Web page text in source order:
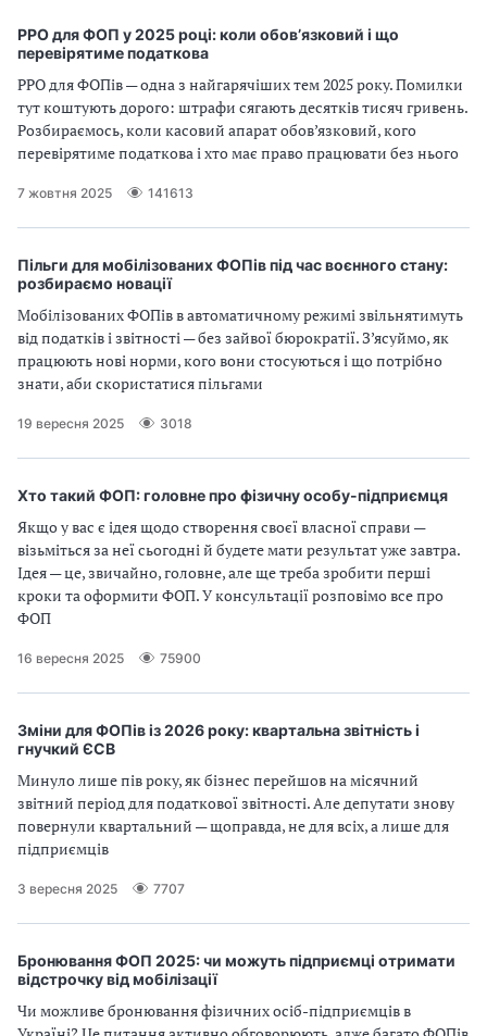
РРО для ФОП у 2025 році: коли обов’язковий і що
перевірятиме податкова
РРО для ФОПів — одна з найгарячіших тем 2025 року. Помилки
тут коштують дорого: штрафи сягають десятків тисяч гривень.
Розбираємось, коли касовий апарат обов’язковий, кого
перевірятиме податкова і хто має право працювати без нього
7 жовтня 2025 141613
Пільги для мобілізованих ФОПів під час воєнного стану:
розбираємо новації
Мобілізованих ФОПів в автоматичному режимі звільнятимуть
від податків і звітності — без зайвої бюрократії. З’ясуймо, як
працюють нові норми, кого вони стосуються і що потрібно
знати, аби скористатися пільгами
19 вересня 2025 3018
Хто такий ФОП: головне про фізичну особу-підприємця
Якщо у вас є ідея щодо створення своєї власної справи —
візьміться за неї сьогодні й будете мати результат уже завтра.
Ідея — це, звичайно, головне, але ще треба зробити перші
кроки та оформити ФОП. У консультації розповімо все про
ФОП
16 вересня 2025 75900
Зміни для ФОПів із 2026 року: квартальна звітність і
гнучкий ЄСВ
Минуло лише пів року, як бізнес перейшов на місячний
звітний період для податкової звітності. Але депутати знову
повернули квартальний — щоправда, не для всіх, а лише для
підприємців
3 вересня 2025 7707
Бронювання ФОП 2025: чи можуть підприємці отримати
відстрочку від мобілізації
Чи можливе бронювання фізичних осіб-підприємців в